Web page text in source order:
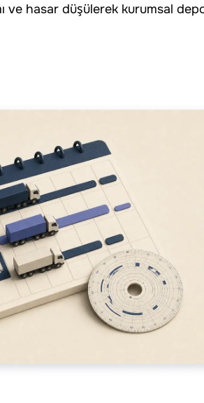
ve hasar düşülerek kurumsal